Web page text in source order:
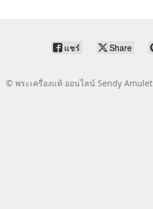
แชร์ Share
© พระเครื่องแท้ ออนไลน์ Sendy Amulet